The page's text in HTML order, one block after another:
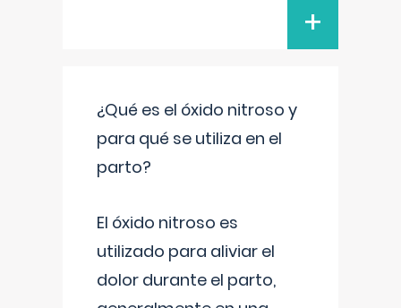
+
¿Qué es el óxido nitroso y
para qué se utiliza en el
parto?
El óxido nitroso es
utilizado para aliviar el
dolor durante el parto,